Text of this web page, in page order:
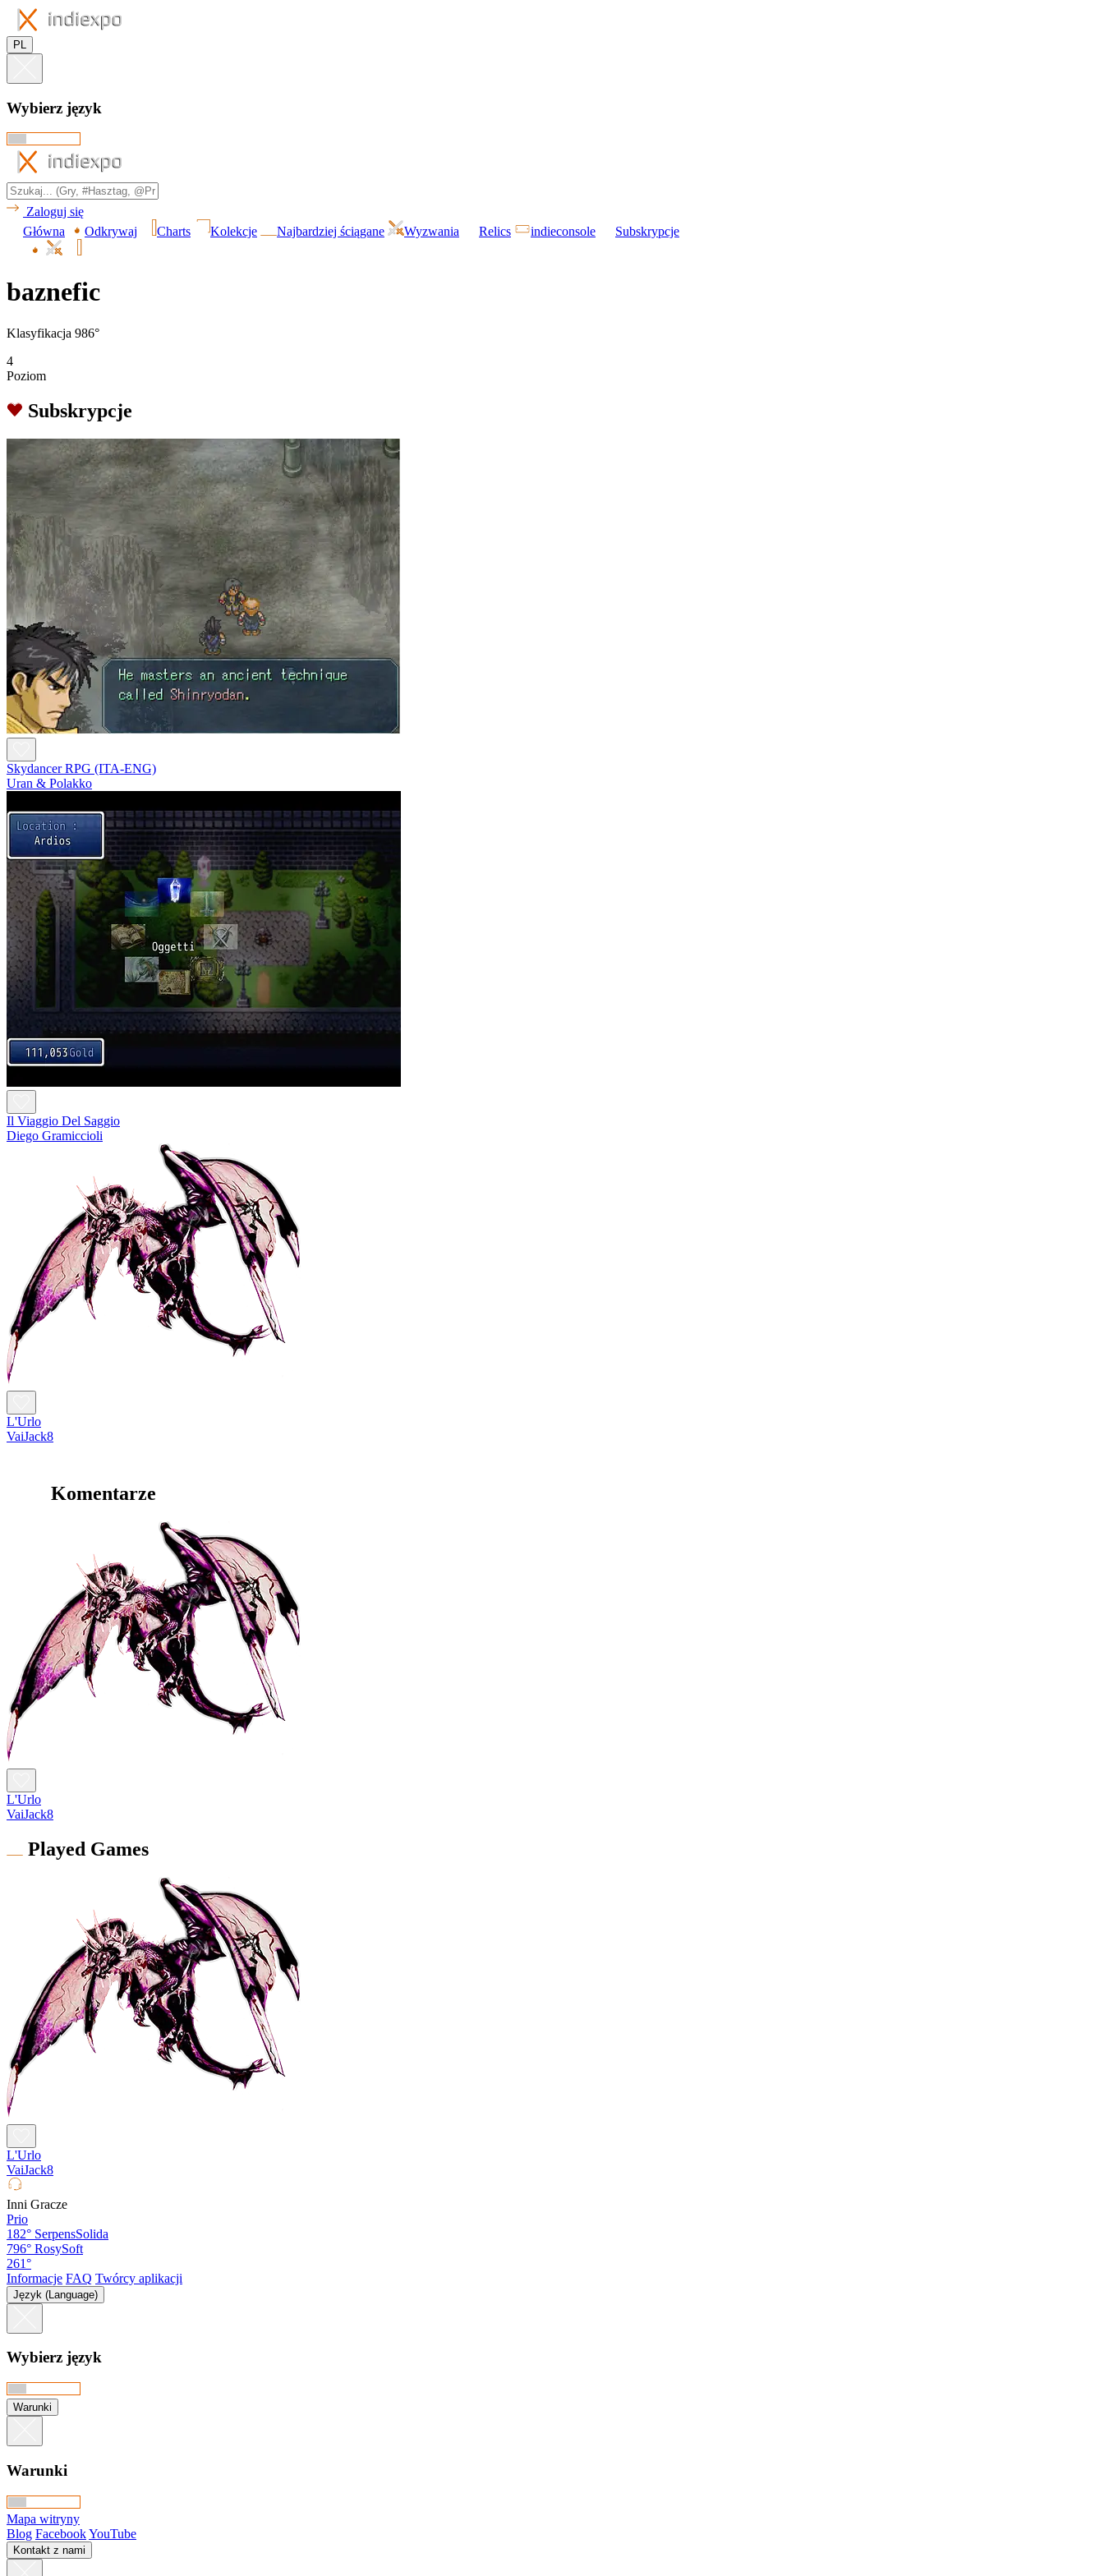
PL
Wybierz język
Zaloguj się
Główna
Odkrywaj Charts Kolekcje Najbardziej ściągane Wyzwania Relics indieconsole Subskrypcje
baznefic
Klasyfikacja 986°
4
Poziom
Subskrypcje
Skydancer RPG (ITA-ENG)
Uran & Polakko
Il Viaggio Del Saggio
Diego Gramiccioli
L'Urlo
VaiJack8
Komentarze
L'Urlo
VaiJack8
Played Games
L'Urlo
VaiJack8
Inni Gracze
Prio
182° SerpensSolida
796° RosySoft
261°
Informacje FAQ Twórcy aplikacji
Język (Language)
Wybierz język
Warunki
Warunki
Mapa witryny
Blog FacebookYouTube
Kontakt z nami